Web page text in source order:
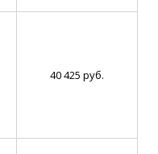
40 425 руб.